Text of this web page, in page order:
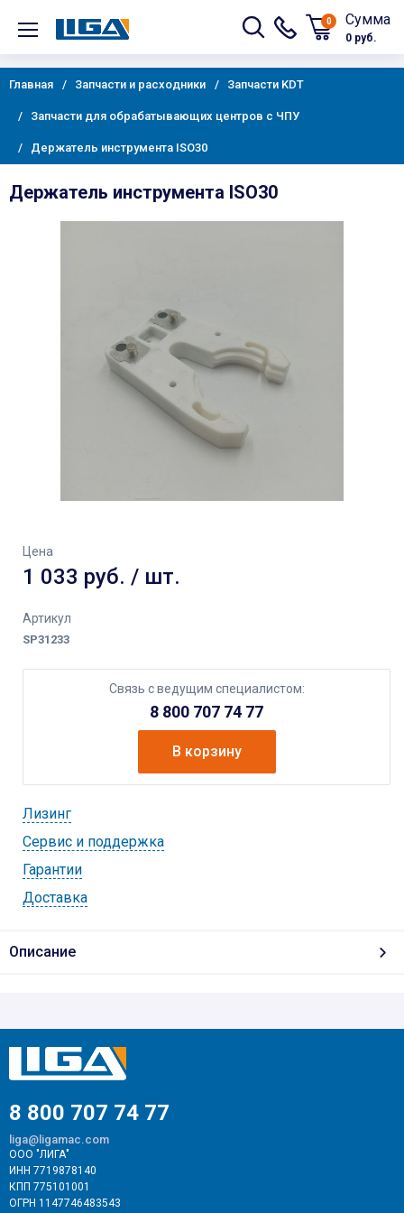
0 Сумма
0 руб.
Главная Запчасти и расходники Запчасти KDT
Запчасти для обрабатывающих центров с ЧПУ
Держатель инструмента ISO30
Держатель инструмента ISO30
Цена
1 033 руб. / шт.
Артикул
SP31233
Связь с ведущим специалистом:
8 800 707 74 77
В корзину
Лизинг
Cервис и поддержка
Гарантии
Доставка
Описание
8 800 707 74 77
liga@ligamac.com
ООО "ЛИГА"
ИНН 7719878140
КПП 775101001
ОГРН 1147746483543